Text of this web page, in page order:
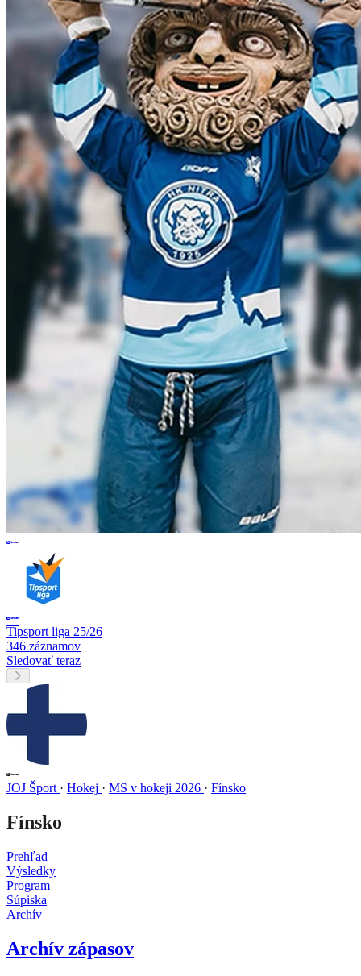
Tipsport liga 25/26
346 záznamov
Sledovať teraz
JOJ Šport · Hokej · MS v hokeji 2026 · Fínsko
Fínsko
Prehľad
Výsledky
Program
Súpiska
Archív
Archív zápasov